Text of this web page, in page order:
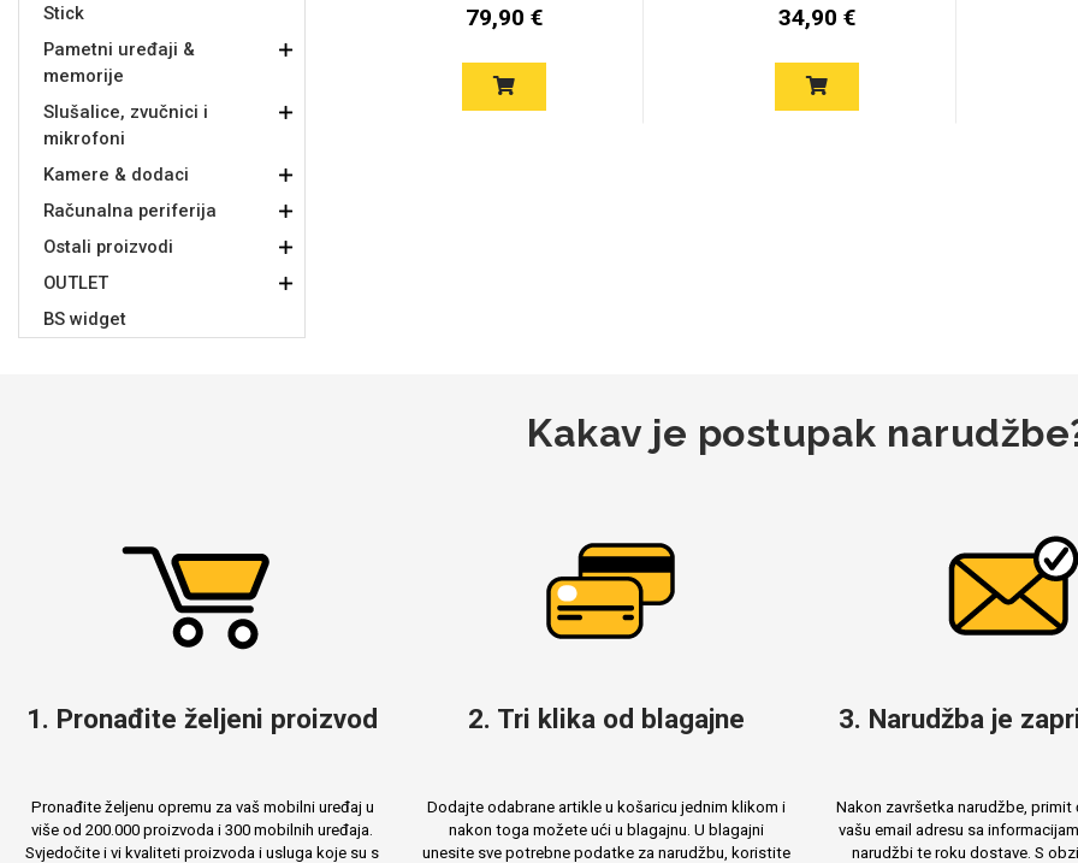
Stick
Pametni uređaji &
memorije
Slušalice, zvučnici i
mikrofoni
Kamere & dodaci
Računalna periferija
Ostali proizvodi
OUTLET
BS widget
79,90 € 34,90 €
Kakav je postupak
1. Pronađite željeni proizvod
Pronađite željenu opremu za vaš mobilni uređaj u
više od 200.000 proizvoda i 300 mobilnih uređaja.
Svjedočite i vi kvaliteti proizvoda i usluga koje su s
2. Tri klika od blagajne
Dodajte odabrane artikle u košaricu jednim klikom i
nakon toga možete ući u blagajnu. U blagajni
unesite sve potrebne podatke za narudžbu, koristite
3. Narudžba je
Nakon završetka narudžbe, primit
vašu email adresu sa
narudžbi te roku dostave. S
Doodles